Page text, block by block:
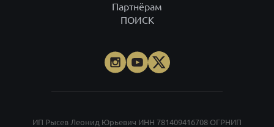
Партнёрам
ПОИСК
ИП Рысев Леонид Юрьевич ИНН 781409416708 ОГРНИП